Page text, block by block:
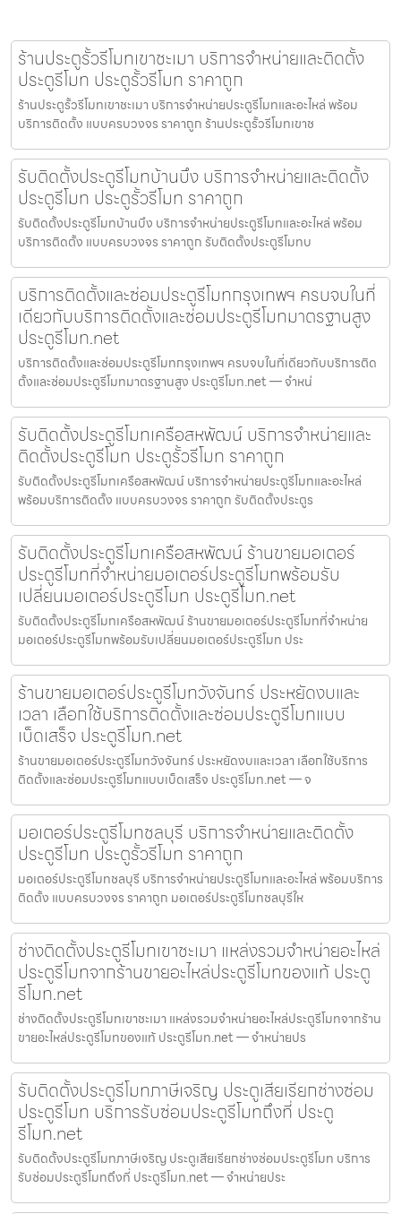
ร้านประตูรั้วรีโมทเขาชะเมา บริการจำหน่ายและติดตั้ง
ประตูรีโมท ประตูรั้วรีโมท ราคาถูก
ร้านประตูรั้วรีโมทเขาชะเมา บริการจำหน่ายประตูรีโมทและอะไหล่ พร้อม
บริการติดตั้ง แบบครบวงจร ราคาถูก ร้านประตูรั้วรีโมทเขาช
รับติดตั้งประตูรีโมทบ้านบึง บริการจำหน่ายและติดตั้ง
ประตูรีโมท ประตูรั้วรีโมท ราคาถูก
รับติดตั้งประตูรีโมทบ้านบึง บริการจำหน่ายประตูรีโมทและอะไหล่ พร้อม
บริการติดตั้ง แบบครบวงจร ราคาถูก รับติดตั้งประตูรีโมทบ
บริการติดตั้งและซ่อมประตูรีโมทกรุงเทพฯ ครบจบในที่
เดียวกับบริการติดตั้งและซ่อมประตูรีโมทมาตรฐานสูง
ประตูรีโมท.net
บริการติดตั้งและซ่อมประตูรีโมทกรุงเทพฯ ครบจบในที่เดียวกับบริการติด
ตั้งและซ่อมประตูรีโมทมาตรฐานสูง ประตูรีโมท.net — จำหน่
รับติดตั้งประตูรีโมทเครือสหพัฒน์ บริการจำหน่ายและ
ติดตั้งประตูรีโมท ประตูรั้วรีโมท ราคาถูก
รับติดตั้งประตูรีโมทเครือสหพัฒน์ บริการจำหน่ายประตูรีโมทและอะไหล่
พร้อมบริการติดตั้ง แบบครบวงจร ราคาถูก รับติดตั้งประตูร
รับติดตั้งประตูรีโมทเครือสหพัฒน์ ร้านขายมอเตอร์
ประตูรีโมทที่จำหน่ายมอเตอร์ประตูรีโมทพร้อมรับ
เปลี่ยนมอเตอร์ประตูรีโมท ประตูรีโมท.net
รับติดตั้งประตูรีโมทเครือสหพัฒน์ ร้านขายมอเตอร์ประตูรีโมทที่จำหน่าย
มอเตอร์ประตูรีโมทพร้อมรับเปลี่ยนมอเตอร์ประตูรีโมท ประ
ร้านขายมอเตอร์ประตูรีโมทวังจันทร์ ประหยัดงบและ
เวลา เลือกใช้บริการติดตั้งและซ่อมประตูรีโมทแบบ
เบ็ดเสร็จ ประตูรีโมท.net
ร้านขายมอเตอร์ประตูรีโมทวังจันทร์ ประหยัดงบและเวลา เลือกใช้บริการ
ติดตั้งและซ่อมประตูรีโมทแบบเบ็ดเสร็จ ประตูรีโมท.net — จ
มอเตอร์ประตูรีโมทชลบุรี บริการจำหน่ายและติดตั้ง
ประตูรีโมท ประตูรั้วรีโมท ราคาถูก
มอเตอร์ประตูรีโมทชลบุรี บริการจำหน่ายประตูรีโมทและอะไหล่ พร้อมบริการ
ติดตั้ง แบบครบวงจร ราคาถูก มอเตอร์ประตูรีโมทชลบุรีให
ช่างติดตั้งประตูรีโมทเขาชะเมา แหล่งรวมจำหน่ายอะไหล่
ประตูรีโมทจากร้านขายอะไหล่ประตูรีโมทของแท้ ประตู
รีโมท.net
ช่างติดตั้งประตูรีโมทเขาชะเมา แหล่งรวมจำหน่ายอะไหล่ประตูรีโมทจากร้าน
ขายอะไหล่ประตูรีโมทของแท้ ประตูรีโมท.net — จำหน่ายปร
รับติดตั้งประตูรีโมทภาษีเจริญ ประตูเสียเรียกช่างซ่อม
ประตูรีโมท บริการรับซ่อมประตูรีโมทถึงที่ ประตู
รีโมท.net
รับติดตั้งประตูรีโมทภาษีเจริญ ประตูเสียเรียกช่างซ่อมประตูรีโมท บริการ
รับซ่อมประตูรีโมทถึงที่ ประตูรีโมท.net — จำหน่ายประ